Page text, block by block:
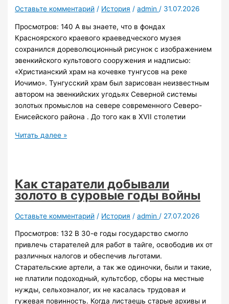
бедой
эвенков
Оставьте комментарий / История /admin/ 31.07.2026
Просмотров: 140 А вы знаете, что в фондах
Красноярского краевого краеведческого музея
сохранился дореволюционный рисунок с изображением
эвенкийского культового сооружения и надписью:
«Христианский храм на кочевке тунгусов на реке
Иочимо». Тунгусский храм был зарисован неизвестным
автором на эвенкийских угодьях Северной системы
золотых промыслов на севере современного Северо-
Енисейского района . До того как в XVII столетии
Немного
языке
и
вере.
Читать далее »
Как старатели добывали
золото в суровые годы войны
Оставьте комментарий / История /admin / 27.07.2026
Просмотров: 132 В 30-е годы государство смогло
привлечь старателей для работ в тайге, освободив их от
различных налогов и обеспечив льготами.
Старательские артели, а так же одиночки, были и такие,
не платили подоходный, культсбор, сборы на местные
нужды, сельхозналог, их не касалась трудовая и
гужевая повинность. Когда листаешь старые архивы и